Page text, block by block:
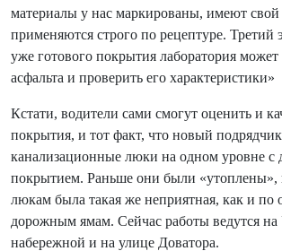
материалы у нас маркированы, имеют свой
применяются строго по рецептуре. Третий
уже готового покрытия лаборатория может
асфальта и проверить его характеристики»
Кстати, водители сами смогут оценить и
покрытия, и тот факт, что новый подрядчик
канализационные люки на одном уровне
покрытием. Раньше они были «утоплены»,
люкам была такая же неприятная, как и
дорожным ямам. Сейчас работы ведутся на
набережной и на улице Доватора.